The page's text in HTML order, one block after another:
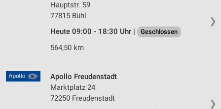
❯
Hauptstr. 59
77815 Bühl
Heute 09:00 - 18:30 Uhr |
Geschlossen
564,50 km
❯
Apollo Freudenstadt
Marktplatz 24
72250 Freudenstadt